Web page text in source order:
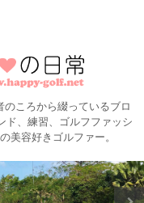
ころから綴っているブロ
ド、練習、ゴルフファッシ
美容好きゴルファー。